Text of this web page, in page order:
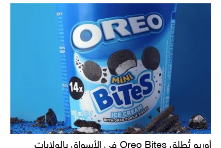
أوريو تُطلق Oreo Bites في الأسواق بالولايات